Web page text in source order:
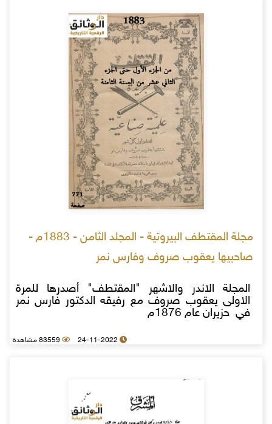
مجلة المقتطف البيروتية - المجلد الثامن - 1883م -
صاحبيها يعقوب صروف وفارس نمر
المجلة الاندر والاشهر "المقتطف" أصدرها للمرة
الاولى يعقوب صروف مع رفيقه الدكتور فارس نمر
في حزيران عام 1876م
24-11-2022 83559 مشاهدة